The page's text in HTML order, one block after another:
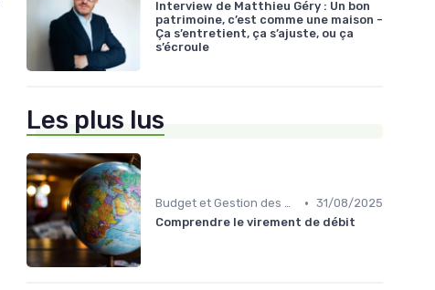
Interview de Matthieu Géry : Un bon
patrimoine, c’est comme une maison -
Ça s’entretient, ça s’ajuste, ou ça
s’écroule
Les plus lus
Budget et Gestion des Finances Personnelles • 31/08/2025
Comprendre le virement de débit